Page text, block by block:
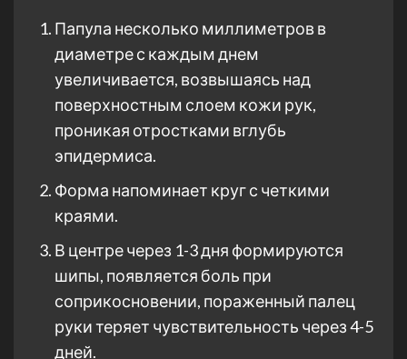
Папула несколько миллиметров в
диаметре с каждым днем
увеличивается, возвышаясь над
поверхностным слоем кожи рук,
проникая отростками вглубь
эпидермиса.
Форма напоминает круг с четкими
краями.
В центре через 1-3 дня формируются
шипы, появляется боль при
соприкосновении, пораженный палец
руки теряет чувствительность через 4-5
дней.